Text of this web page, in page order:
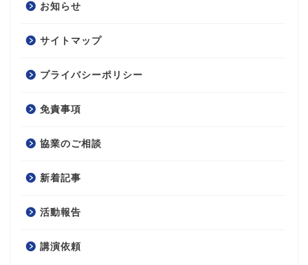
お知らせ
サイトマップ
プライバシーポリシー
免責事項
協業のご相談
新着記事
活動報告
講演依頼